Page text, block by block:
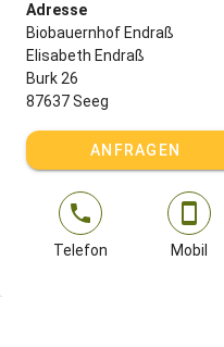
Adresse
Biobauernhof Endraß
Elisabeth Endraß
Burk 26
87637 Seeg
ANFRAGEN
Telefon Mobil